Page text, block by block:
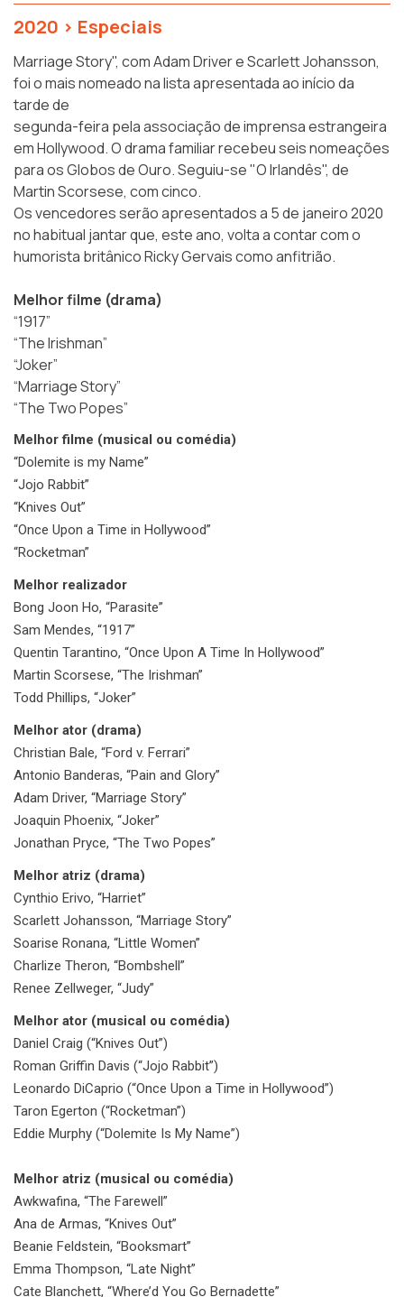
2020 > Especiais
Marriage Story", com Adam Driver e Scarlett Johansson,
foi o mais nomeado na lista apresentada ao início da
tarde de
segunda-feira pela associação de imprensa estrangeira
em Hollywood. O drama familiar recebeu seis nomeações
para os Globos de Ouro. Seguiu-se "O Irlandês", de
Martin Scorsese, com cinco.
Os vencedores serão apresentados a 5 de janeiro 2020
no habitual jantar que, este ano, volta a contar com o
humorista britânico Ricky Gervais como anfitrião.
Melhor filme (drama)
“1917”
“The Irishman”
“Joker”
“Marriage Story”
“The Two Popes”
Melhor filme (musical ou comédia)
“Dolemite is my Name”
“Jojo Rabbit”
“Knives Out”
“Once Upon a Time in Hollywood”
“Rocketman”
Melhor realizador
Bong Joon Ho, “Parasite”
Sam Mendes, “1917”
Quentin Tarantino, “Once Upon A Time In Hollywood”
Martin Scorsese, “The Irishman”
Todd Phillips, “Joker”
Melhor ator (drama)
Christian Bale, “Ford v. Ferrari”
Antonio Banderas, “Pain and Glory”
Adam Driver, “Marriage Story”
Joaquin Phoenix, “Joker”
Jonathan Pryce, “The Two Popes”
Melhor atriz (drama)
Cynthio Erivo, “Harriet”
Scarlett Johansson, “Marriage Story”
Soarise Ronana, “Little Women”
Charlize Theron, “Bombshell”
Renee Zellweger, “Judy”
Melhor ator (musical ou comédia)
Daniel Craig (“Knives Out”)
Roman Griffin Davis (“Jojo Rabbit”)
Leonardo DiCaprio (“Once Upon a Time in Hollywood”)
Taron Egerton (“Rocketman”)
Eddie Murphy (“Dolemite Is My Name”)
Melhor atriz (musical ou comédia)
Awkwafina, “The Farewell”
Ana de Armas, “Knives Out”
Beanie Feldstein, “Booksmart”
Emma Thompson, “Late Night”
Cate Blanchett, “Where’d You Go Bernadette”